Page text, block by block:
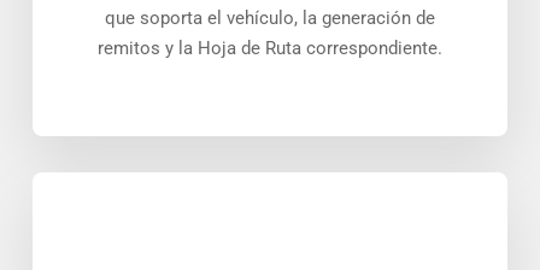
que soporta el vehículo, la generación de
remitos y la Hoja de Ruta correspondiente.